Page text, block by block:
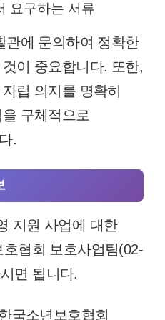
요구하는 서류
관에 문의하여 정확한
이 중요합니다. 또한,
립 의지를 명확히
구체적으로
.
지원 사업에 대한
협회 보호사업팀(02-
면 됩니다.
국소년보호협회